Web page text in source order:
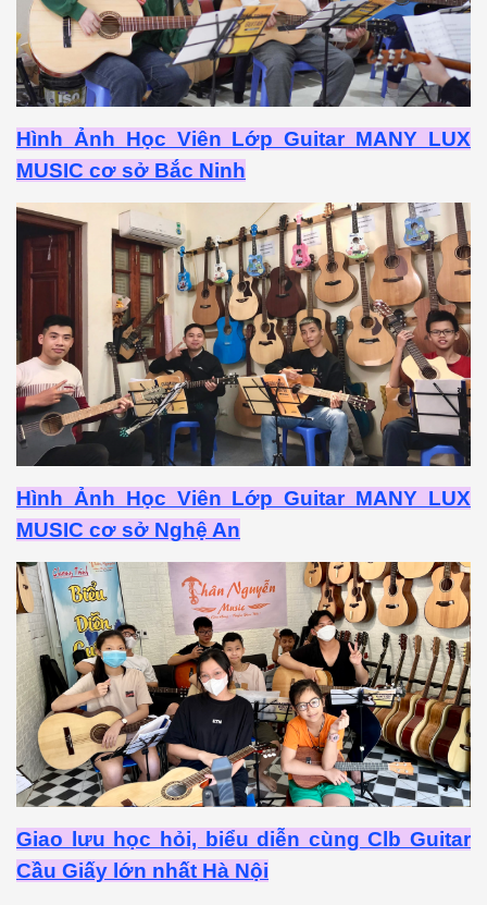
Hình Ảnh Học Viên Lớp Guitar MANY LUX
MUSIC cơ sở Bắc Ninh
Hình Ảnh Học Viên Lớp Guitar MANY LUX
MUSIC cơ sở Nghệ An
Giao lưu học hỏi, biểu diễn cùng Clb Guitar
Cầu Giấy lớn nhất Hà Nội